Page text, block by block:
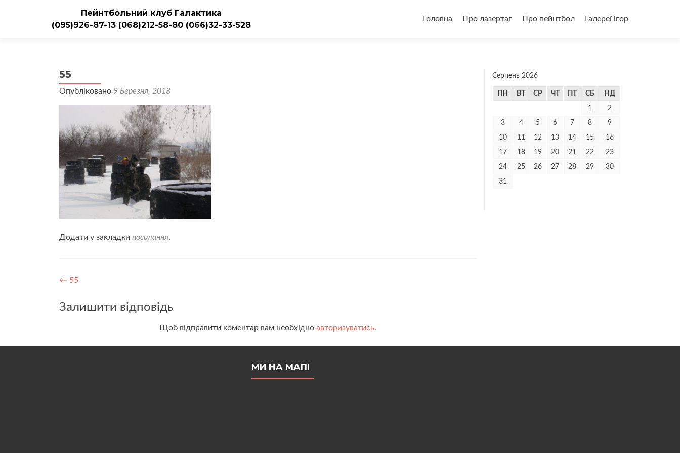
Пейнтбольний клуб Галактика
(095)926-87-13 (068)212-58-80 (066)32-33-528
до
Головна Про лазертаг Про пейнтбол Галереї ігор
55
Опубліковано 9 Березня, 2018
Додати у закладки посилання.
Навігація
записів
← 55
Залишити відповідь
Щоб відправити коментар вам необхідно авторизуватись.
Серпень 2026
ПН ВТ СР ЧТ СБ НД
1 2
3 4 5 6 7 8 9
10 11 12 13 14 15 16
17 18 19 20 21 22 23
24 25 26 27 28 29 30
31
МИ НА МАПІ